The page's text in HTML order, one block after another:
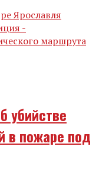
Ярославля
-
маршрута
убийстве
в пожаре под